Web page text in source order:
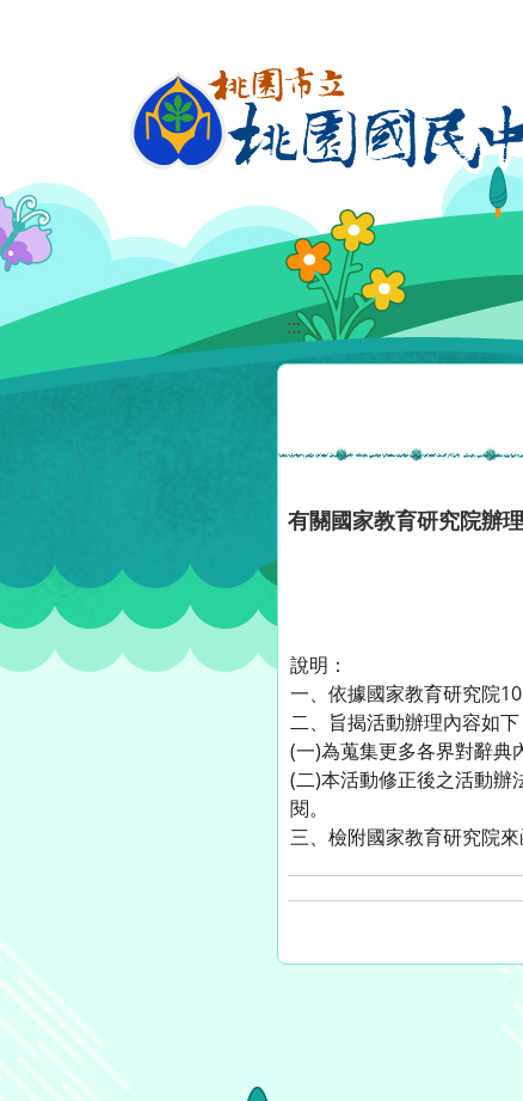
:::
有關國家教育研究院辦
說明：
一、依據國家教育研究院
二、旨揭活動辦理內容如下
(一)為蒐集更多各界對辭典
(二)本活動修正後之活動
閱。
三、檢附國家教育研究院